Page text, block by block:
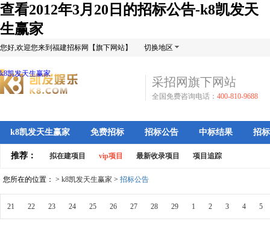
查看2012年3月20日的招标公告-k8凯发天
生赢家
您好,欢迎您来到福建招标网【旗下网站】 切换地区
k8凯发天生赢家
采招网旗下网站
全国免费咨询电话： 400-810-9688
k8凯发天生赢家 免费招标 招标公告 中标结果 招
推荐： 拟在建项目 vip项目 最新收录项目 项目追踪
您所在的位置： > k8凯发天生赢家 > 招标公告
21 22 23 24 25 26 27 28 29 1 2 3 4 5